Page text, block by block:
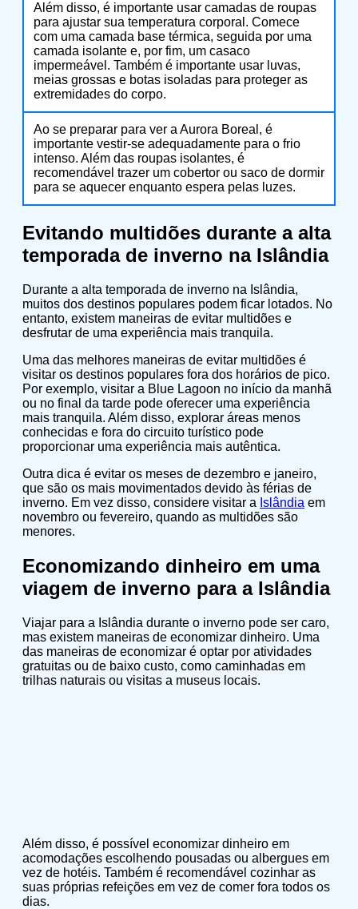
Além disso, é importante usar camadas de roupas
para ajustar sua temperatura corporal. Comece
com uma camada base térmica, seguida por uma
camada isolante e, por fim, um casaco
impermeável. Também é importante usar luvas,
meias grossas e botas isoladas para proteger as
extremidades do corpo.
Ao se preparar para ver a Aurora Boreal, é
importante vestir-se adequadamente para o frio
intenso. Além das roupas isolantes, é
recomendável trazer um cobertor ou saco de dormir
para se aquecer enquanto espera pelas luzes.
Evitando multidões durante a alta
temporada de inverno na Islândia
Durante a alta temporada de inverno na Islândia,
muitos dos destinos populares podem ficar lotados. No
entanto, existem maneiras de evitar multidões e
desfrutar de uma experiência mais tranquila.
Uma das melhores maneiras de evitar multidões é
visitar os destinos populares fora dos horários de pico.
Por exemplo, visitar a Blue Lagoon no início da manhã
ou no final da tarde pode oferecer uma experiência
mais tranquila. Além disso, explorar áreas menos
conhecidas e fora do circuito turístico pode
proporcionar uma experiência mais autêntica.
Outra dica é evitar os meses de dezembro e janeiro,
que são os mais movimentados devido às férias de
inverno. Em vez disso, considere visitar a Islândia em
novembro ou fevereiro, quando as multidões são
menores.
Economizando dinheiro em uma
viagem de inverno para a Islândia
Viajar para a Islândia durante o inverno pode ser caro,
mas existem maneiras de economizar dinheiro. Uma
das maneiras de economizar é optar por atividades
gratuitas ou de baixo custo, como caminhadas em
trilhas naturais ou visitas a museus locais.
Além disso, é possível economizar dinheiro em
acomodações escolhendo pousadas ou albergues em
vez de hotéis. Também é recomendável cozinhar as
suas próprias refeições em vez de comer fora todos os
dias.